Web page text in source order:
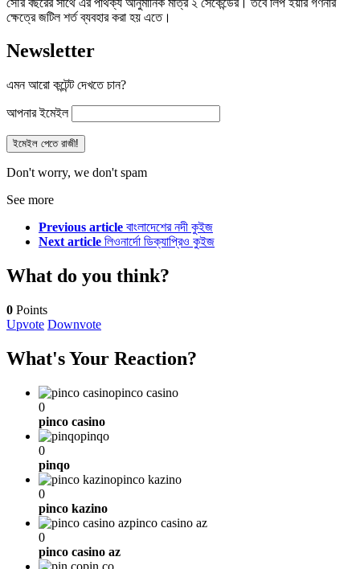
ক্ষেত্রে জটিল শর্ত ব্যবহার করা হয় এতে।
Newsletter
এমন আরো কন্টেন্ট দেখতে চান?
আপনার ইমেইল
Don't worry, we don't spam
See more
Previous article বাংলাদেশের নদী কুইজ
Next article লিওনার্দো ডিক্যাপ্রিও কুইজ
What do you think?
0 Points
Upvote Downvote
What's Your Reaction?
pinco casino
0
pinco casino
pinqo
0
pinqo
pinco kazino
0
pinco kazino
pinco casino az
0
pinco casino az
pin co